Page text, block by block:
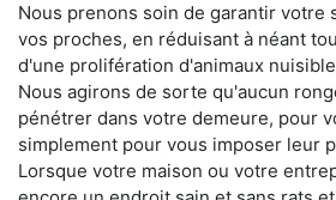
Nous prenons soin de garantir votre
vos proches, en réduisant à néant
d'une prolifération d'animaux
Nous agirons de sorte qu'aucun
pénétrer dans votre demeure, pour
simplement pour vous imposer leur
Lorsque votre maison ou votre